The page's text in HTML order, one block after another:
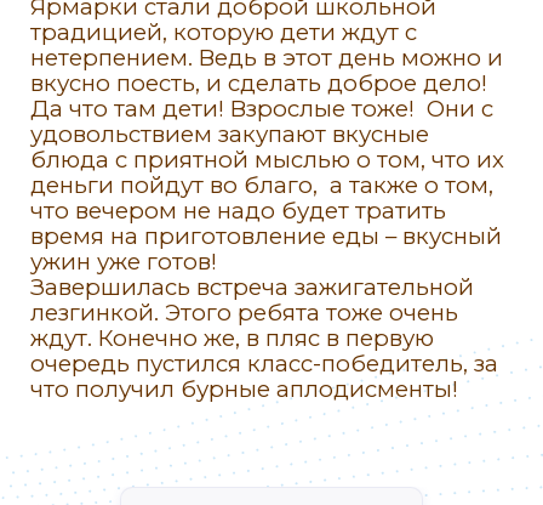
Ярмарки стали доброй школьной
традицией, которую дети ждут с
нетерпением. Ведь в этот день можно и
вкусно поесть, и сделать доброе дело!
Да что там дети! Взрослые тоже! Они с
удовольствием закупают вкусные
блюда с приятной мыслью о том, что их
деньги пойдут во благо, а также о том,
что вечером не надо будет тратить
время на приготовление еды – вкусный
ужин уже готов!
Завершилась встреча зажигательной
лезгинкой. Этого ребята тоже очень
ждут. Конечно же, в пляс в первую
очередь пустился класс-победитель, за
что получил бурные аплодисменты!